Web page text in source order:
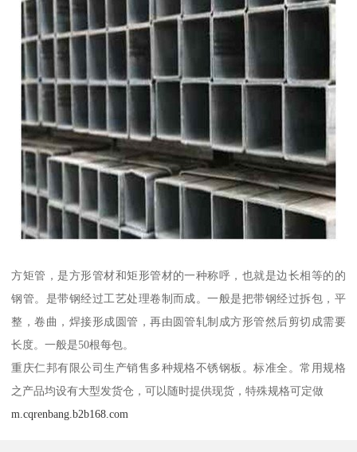
方矩管，是方形管材和矩形管材的一种称呼，也就是边长相等的的
钢管。是带钢经过工艺处理卷制而成。一般是把带钢经过拆包，平
整，卷曲，焊接形成圆管，再由圆管轧制成方形管然后剪切成需要
长度。一般是50根每包。
重庆仁邦有限公司生产销售多种规格不锈钢板。标准全。常用规格
之产品均设有大型发货仓，可以随时提供现货，特殊规格可定做
m.cqrenbang.b2b168.com